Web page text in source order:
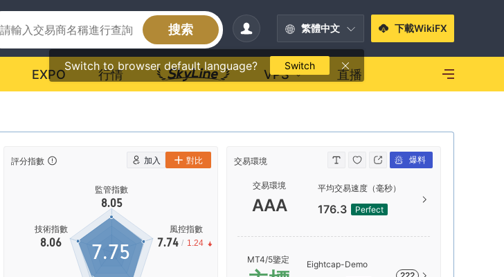
搜索 繁體中文
Switch to browser default language? Switch
下載WikiFX
EXPO 行情 VPS 直播
評分指數
監管指數
8.05
技術指數
8.06
風控指數
7.74 / 1.24
7.75
交易環境
交易環境
AAA
平均交易速度（毫秒）
176.3 Perfect
MT4/5鑒定 Eightcap-Demo
加入 對比 爆料